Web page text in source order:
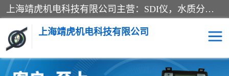
上海靖虎机电科技有限公司主营：SDI仪，水质分析仪，水质检测仪产品；上海靖虎机电科技有限公司在专业制造和研发等方面的强大的平台优势，利用自身在自动化仪表、自控系统及环保监测仪器的专长，以优良的技术，优越的产品质量和良好的服务质量与广大客户真诚合作。
上海靖虎机电科技有限公司